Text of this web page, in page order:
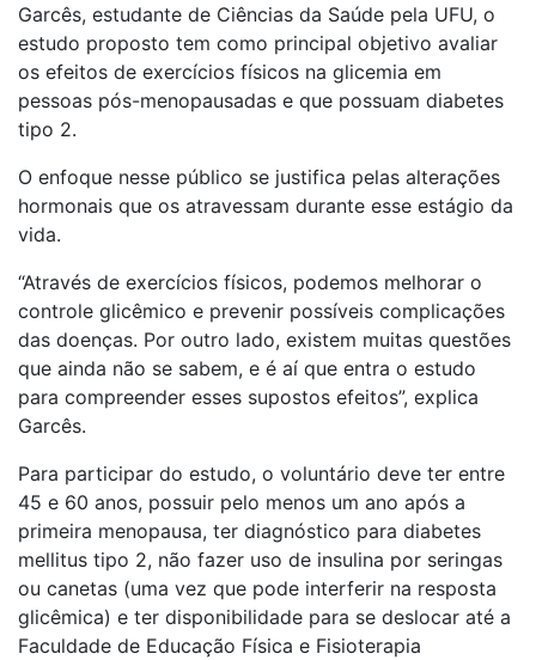
Garcês, estudante de Ciências da Saúde pela UFU, o
estudo proposto tem como principal objetivo avaliar
os efeitos de exercícios físicos na glicemia em
pessoas pós-menopausadas e que possuam diabetes
tipo 2.
O enfoque nesse público se justifica pelas alterações
hormonais que os atravessam durante esse estágio da
vida.
“Através de exercícios físicos, podemos melhorar o
controle glicêmico e prevenir possíveis complicações
das doenças. Por outro lado, existem muitas questões
que ainda não se sabem, e é aí que entra o estudo
para compreender esses supostos efeitos”, explica
Garcês.
Para participar do estudo, o voluntário deve ter entre
45 e 60 anos, possuir pelo menos um ano após a
primeira menopausa, ter diagnóstico para diabetes
mellitus tipo 2, não fazer uso de insulina por seringas
ou canetas (uma vez que pode interferir na resposta
glicêmica) e ter disponibilidade para se deslocar até a
Faculdade de Educação Física e Fisioterapia